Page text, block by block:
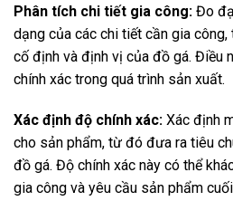
Phân tích chi tiết gia công: Đo
dạng của các chi tiết cần gia
cố định và định vị của đồ gá. Điều
chính xác trong quá trình sản xuất.
Xác định độ chính xác: Xác định
cho sản phẩm, từ đó đưa ra tiêu
đồ gá. Độ chính xác này có thể
gia công và yêu cầu sản phẩm